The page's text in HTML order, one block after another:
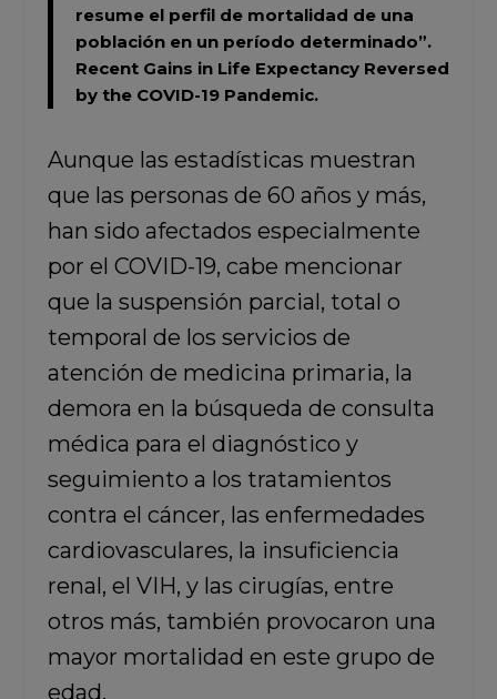
resume el perfil de mortalidad de una
población en un período determinado”.
Recent Gains in Life Expectancy Reversed
by the COVID-19 Pandemic.
Aunque las estadísticas muestran
que las personas de 60 años y más,
han sido afectados especialmente
por el COVID-19, cabe mencionar
que la suspensión parcial, total o
temporal de los servicios de
atención de medicina primaria, la
demora en la búsqueda de consulta
médica para el diagnóstico y
seguimiento a los tratamientos
contra el cáncer, las enfermedades
cardiovasculares, la insuficiencia
renal, el VIH, y las cirugías, entre
otros más, también provocaron una
mayor mortalidad en este grupo de
edad.